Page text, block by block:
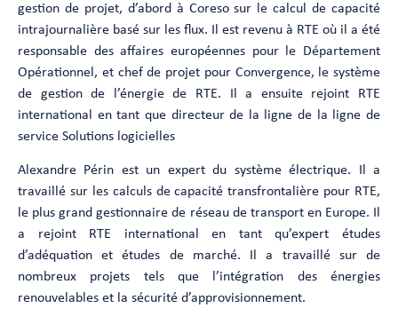
gestion de projet, d’abord à Coreso sur le calcul de capacité
intrajournalière basé sur les flux. Il est revenu à RTE où il a été
responsable des affaires européennes pour le Département
Opérationnel, et chef de projet pour Convergence, le système
de gestion de l’énergie de RTE. Il a ensuite rejoint RTE
international en tant que directeur de la ligne de la ligne de
service Solutions logicielles
Alexandre Périn est un expert du système électrique. Il a
travaillé sur les calculs de capacité transfrontalière pour RTE,
le plus grand gestionnaire de réseau de transport en Europe. Il
a rejoint RTE international en tant qu’expert études
d’adéquation et études de marché. Il a travaillé sur de
nombreux projets tels que l’intégration des énergies
renouvelables et la sécurité d’approvisionnement.